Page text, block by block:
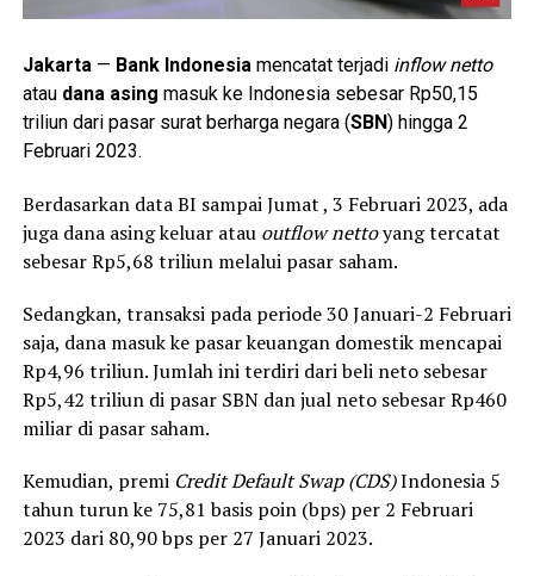
Jakarta— Bank Indonesiamencatat terjadi inflow netto
atau dana asing masuk ke Indonesia sebesar Rp50,15
triliun dari pasar surat berharga negara (SBN) hingga 2
Februari 2023.
Berdasarkan data BI sampai Jumat , 3 Februari 2023, ada
juga dana asing keluar atau outflow nettoyang tercatat
sebesar Rp5,68 triliun melalui pasar saham.
Sedangkan, transaksi pada periode 30 Januari-2 Februari
saja, dana masuk ke pasar keuangan domestik mencapai
Rp4,96 triliun. Jumlah ini terdiri dari beli neto sebesar
Rp5,42 triliun di pasar SBN dan jual neto sebesar Rp460
miliar di pasar saham.
Kemudian, premi Credit Default Swap (CDS)Indonesia 5
tahun turun ke 75,81 basis poin (bps) per 2 Februari
2023 dari 80,90 bps per 27 Januari 2023.